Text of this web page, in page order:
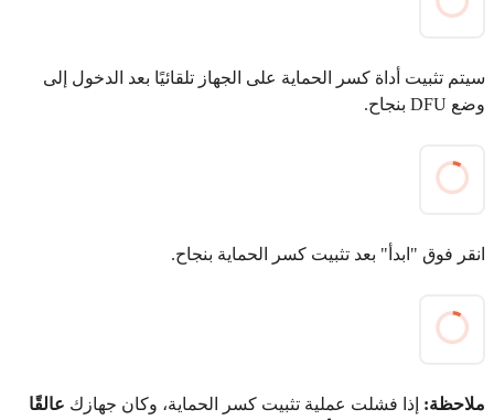
سيتم تثبيت أداة كسر الحماية على الجهاز تلقائيًا بعد الدخول إلى
وضع DFU بنجاح.
انقر فوق "ابدأ" بعد تثبيت كسر الحماية بنجاح.
ملاحظة: إذا فشلت عملية تثبيت كسر الحماية، وكان جهازك عالقًا